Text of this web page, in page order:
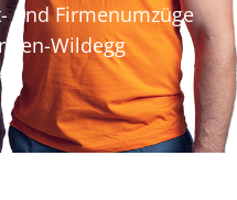
und Firmenumzüge
Wildegg